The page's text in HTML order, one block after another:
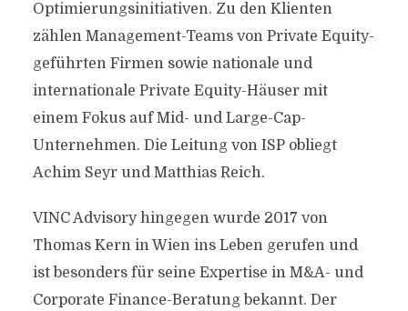
Optimierungsinitiativen. Zu den Klienten
zählen Management-Teams von Private Equity-
geführten Firmen sowie nationale und
internationale Private Equity-Häuser mit
einem Fokus auf Mid- und Large-Cap-
Unternehmen. Die Leitung von ISP obliegt
Achim Seyr und Matthias Reich.
VINC Advisory hingegen wurde 2017 von
Thomas Kern in Wien ins Leben gerufen und
ist besonders für seine Expertise in M&A- und
Corporate Finance-Beratung bekannt. Der